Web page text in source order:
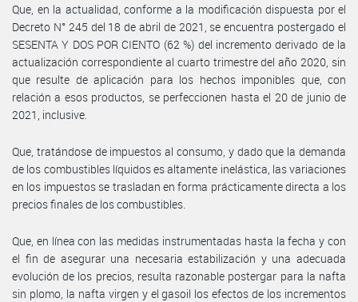
Que, en la actualidad, conforme a la modificación dispuesta por el
Decreto N° 245 del 18 de abril de 2021, se encuentra postergado el
SESENTA Y DOS POR CIENTO (62 %) del incremento derivado de la
actualización correspondiente al cuarto trimestre del año 2020, sin
que resulte de aplicación para los hechos imponibles que, con
relación a esos productos, se perfeccionen hasta el 20 de junio de
2021, inclusive.
Que, tratándose de impuestos al consumo, y dado que la demanda
de los combustibles líquidos es altamente inelástica, las variaciones
en los impuestos se trasladan en forma prácticamente directa a los
precios finales de los combustibles.
Que, en línea con las medidas instrumentadas hasta la fecha y con
el fin de asegurar una necesaria estabilización y una adecuada
evolución de los precios, resulta razonable postergar para la nafta
sin plomo, la nafta virgen y el gasoil los efectos de los incrementos